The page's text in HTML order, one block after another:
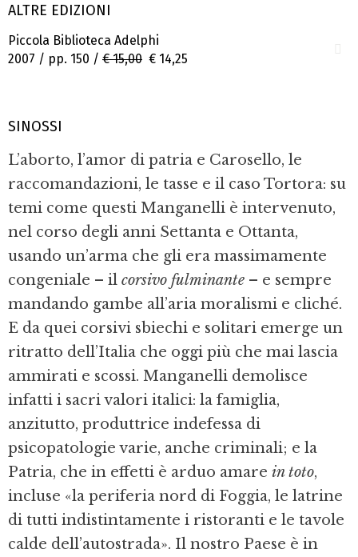
ALTRE EDIZIONI
Piccola Biblioteca Adelphi
2007 / pp. 150 / € 15,00 € 14,25
SINOSSI
L’aborto, l’amor di patria e Carosello, le
raccomandazioni, le tasse e il caso Tortora: su
temi come questi Manganelli è intervenuto,
nel corso degli anni Settanta e Ottanta,
usando un’arma che gli era massimamente
congeniale – il corsivo fulminante – e sempre
mandando gambe all’aria moralismi e cliché.
E da quei corsivi sbiechi e solitari emerge un
ritratto dell’Italia che oggi più che mai lascia
ammirati e scossi. Manganelli demolisce
infatti i sacri valori italici: la famiglia,
anzitutto, produttrice indefessa di
psicopatologie varie, anche criminali; e la
Patria, che in effetti è arduo amare in toto,
incluse «la periferia nord di Foggia, le latrine
di tutti indistintamente i ristoranti e le tavole
calde dell’autostrada». Il nostro Paese è in